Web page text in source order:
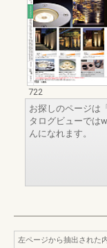
722
お探しのページは
タログビューでは
んになれます。
左ページから抽出された